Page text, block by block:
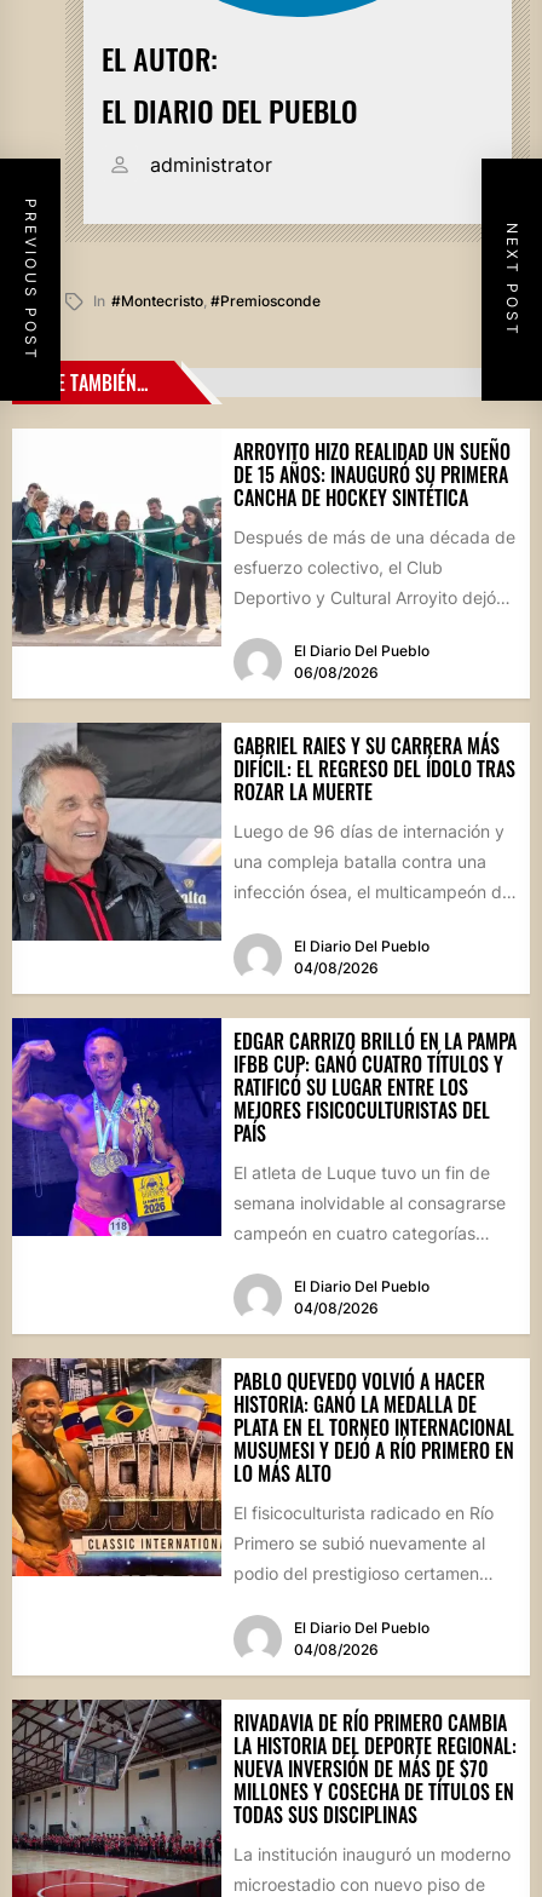
EL AUTOR:
EL DIARIO DEL PUEBLO
administrator
In #montecristo, #premiosconde
PREVIOUS POST NEXT POST
LEE TAMBIÉN...
ARROYITO HIZO REALIDAD UN SUEÑO
DE 15 AÑOS: INAUGURÓ SU PRIMERA
CANCHA DE HOCKEY SINTÉTICA
Después de más de una década de
esfuerzo colectivo, el Club
Deportivo y Cultural Arroyito dejó
cancha...El Diario Del Pueblo
06/08/2026
GABRIEL RAIES Y SU CARRERA MÁS
DIFÍCIL: EL REGRESO DEL ÍDOLO TRAS
ROZAR LA MUERTE
Luego de 96 días de internación y
una compleja batalla contra una
infección ósea, el multicampeón de
El Diario Del Pueblo
04/08/2026
EDGAR CARRIZO BRILLÓ EN LA PAMPA
IFBB CUP: GANÓ CUATRO TÍTULOS Y
RATIFICÓ SU LUGAR ENTRE LOS
MEJORES FISICOCULTURISTAS DEL
PAÍS
El atleta de Luque tuvo un fin de
semana inolvidable al consagrarse
campeón en cuatro categorías
competencia...El Diario Del Pueblo
04/08/2026
PABLO QUEVEDO VOLVIÓ A HACER
HISTORIA: GANÓ LA MEDALLA DE
PLATA EN EL TORNEO INTERNACIONAL
MUSUMESI Y DEJÓ A RÍO PRIMERO EN
LO MÁS ALTO
El fisicoculturista radicado en Río
Primero se subió nuevamente al
podio del prestigioso certamen
este fin de...El Diario Del Pueblo
04/08/2026
RIVADAVIA DE RÍO PRIMERO CAMBIA
LA HISTORIA DEL DEPORTE REGIONAL:
NUEVA INVERSIÓN DE MÁS DE $70
MILLONES Y COSECHA DE TÍTULOS EN
TODAS SUS DISCIPLINAS
La institución inauguró un moderno
microestadio con nuevo piso de